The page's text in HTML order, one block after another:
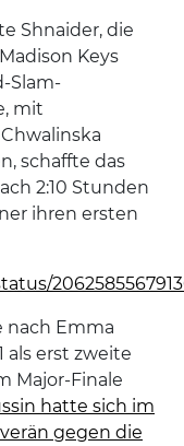
Shnaider, die
Keys
Slam-
mit
schaffte das
2:10 Stunden
ihren ersten
nach Emma
als erst zweite
Major-Finale
hatte sich im
gegen die